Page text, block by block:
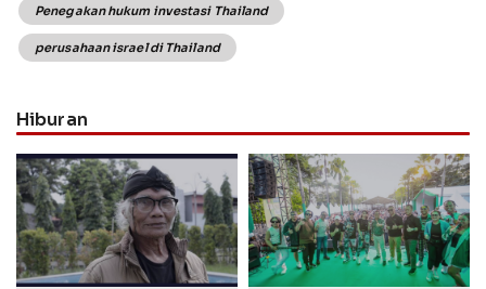
Penegakan hukum investasi Thailand
perusahaan israel di Thailand
Hiburan